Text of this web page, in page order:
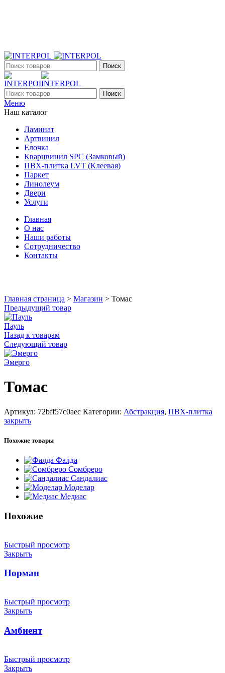
Поиск
Поиск
Меню
Наш каталог
Ламинат
Артвинил
Елочка
Кварцвинил SPC (Замковый)
ПВХ-плитка LVT (Клеевая)
Паркет
Линолеум
Двери
Услуги
Главная
О нас
Наши работы
Сотрудничество
Контакты
Главная страница > Магазин > Томас
Предыдущий товар
Пауль
Назад к товарам
Следующий товар
Эмерго
Томас
Артикул: 72bff57c0aec Категории: Абстракция, ПВХ-плитка
закрыть
Похожие товары
Фалда
Сомбреро
Сандалиас
Моделар
Медиас
Похожие
Быстрый просмотр
Закрыть
Норман
Быстрый просмотр
Закрыть
Амбиент
Быстрый просмотр
Закрыть